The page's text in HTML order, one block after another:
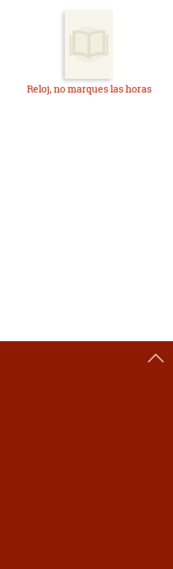
Reloj, no marques las horas